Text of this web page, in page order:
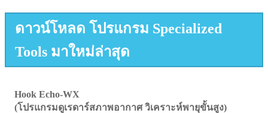
ดาวน์โหลด โปรแกรม Specialized
Tools มาใหม่ล่าสุด
Hook Echo-WX
(โปรแกรมดูเรดาร์สภาพอากาศ วิเคราะห์พายุขั้นสูง)